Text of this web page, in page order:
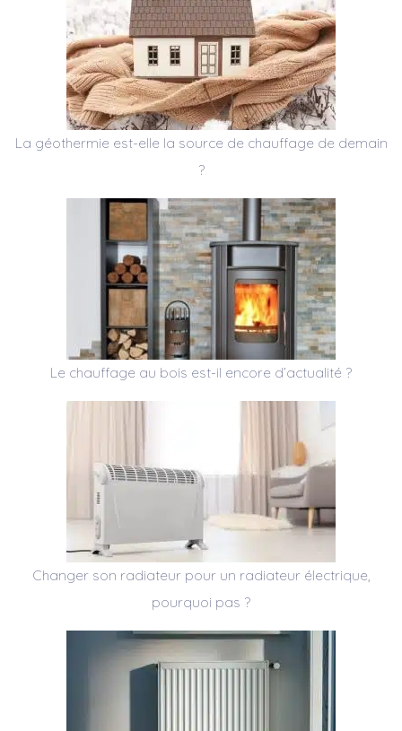
La géothermie est-elle la source de chauffage de demain
?
Le chauffage au bois est-il encore d’actualité ?
Changer son radiateur pour un radiateur électrique,
pourquoi pas ?